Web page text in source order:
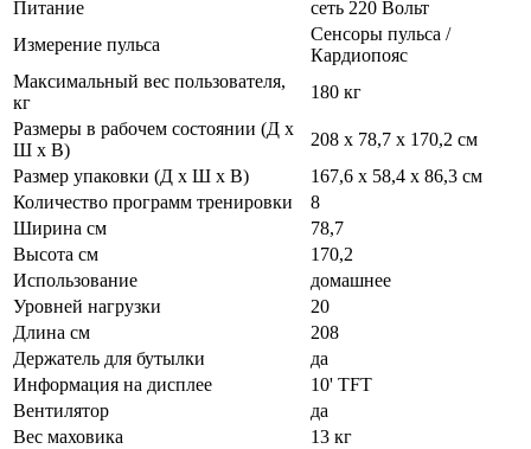
Питание
сеть 220 Вольт
Измерение пульса
Сенсоры пульса /
Кардиопояс
Максимальный вес пользователя,
кг
180 кг
Размеры в рабочем состоянии (Д х
Ш х В)
208 х 78,7 х 170,2 см
Размер упаковки (Д х Ш х В)
167,6 х 58,4 х 86,3 см
Количество программ тренировки
8
Ширина см
78,7
Высота см
170,2
Использование
домашнее
Уровней нагрузки
20
Длина см
208
Держатель для бутылки
да
Информация на дисплее
10' TFT
Вентилятор
да
Вес маховика
13 кг